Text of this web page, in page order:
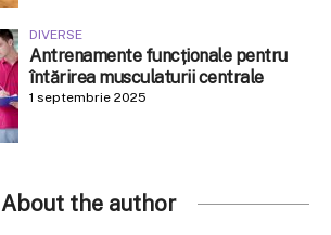
DIVERSE
Antrenamente funcționale pentru
întărirea musculaturii centrale
1 septembrie 2025
About the author